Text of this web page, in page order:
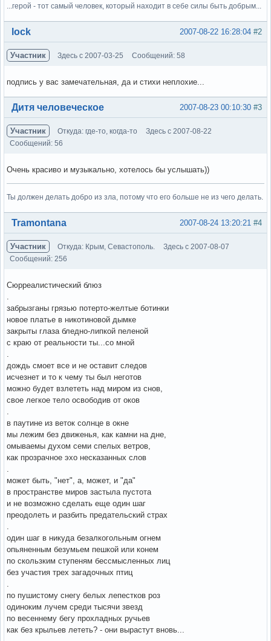
...герой - тот самый человек, который находит в себе силы быть добрым...
Вне форума #2
2007-08-22 16:28:04
lock
Участник Здесь с 2007-03-25 Сообщений: 58
подпись у вас замечательная, да и стихи неплохие...
Вне форума #3
2007-08-23 00:10:30
Дитя человеческое
Участник Откуда: где-то, когда-то
Здесь с 2007-08-22
Сообщений: 56
Очень красиво и музыкально, хотелось бы услышать))
Ты должен делать добро из зла, потому что его больше не из чего делать.
Вне форума #4
2007-08-24 13:20:21
Tramontana
Участник Откуда: Крым, Севастополь.
Здесь с 2007-08-07
Сообщений: 256
Сюрреалистический блюз
забрызганы грязью потерто-желтые ботинки
новое платье в никотиновой дымке
закрыты глаза бледно-липкой пеленой
с краю от реальности ты...со мной
дождь смоет все и не оставит следов
исчезнет и то к чему ты был неготов
можно будет взлететь над миром из снов,
свое легкое тело освободив от оков
в паутине из веток солнце в окне
мы лежим без движенья, как камни на дне,
омываемы духом семи спелых ветров,
как прозрачное эхо несказанных слов
может быть, "нет", а, может, и "да"
в пространстве миров застыла пустота
и не возможно сделать еще один шаг
преодолеть и разбить предательский страх
один шаг в никуда безалкогольным огнем
опьяненным безумьем пешкой или конем
по скользким ступеням бессмысленных лиц
без участия трех загадочных птиц
по пушистому снегу белых лепестков роз
одиноким лучем среди тысячи звезд
по весеннему бегу прохладных ручьев
как без крыльев лететь? - они вырастут вновь...